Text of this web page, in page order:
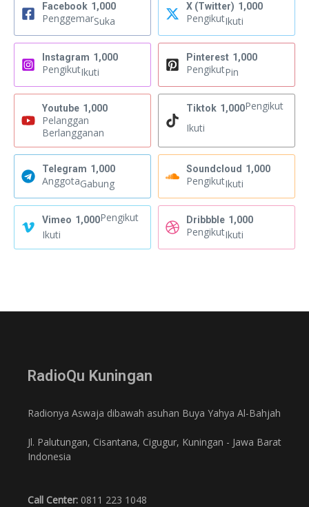
Facebook 1,000
PenggemarSuka
X (Twitter) 1,000
PengikutIkuti
Instagram 1,000
PengikutIkuti
Pinterest 1,000
PengikutPin
Youtube 1,000
Pelanggan
Berlangganan
Tiktok 1,000Pengikut
Ikuti
Telegram 1,000
AnggotaGabung
Soundcloud 1,000
PengikutIkuti
Vimeo 1,000Pengikut
Ikuti
Dribbble 1,000
PengikutIkuti
RadioQu Kuningan
Radionya Aswaja dibawah asuhan Buya Yahya Al-Bahjah
Jl. Palutungan, Cisantana, Cigugur, Kuningan - Jawa Barat
Indonesia
Call Center: 0811 223 1048